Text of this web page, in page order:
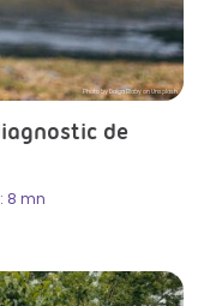
Photo by Daiga Ellaby on Unsplash
de
8 mn